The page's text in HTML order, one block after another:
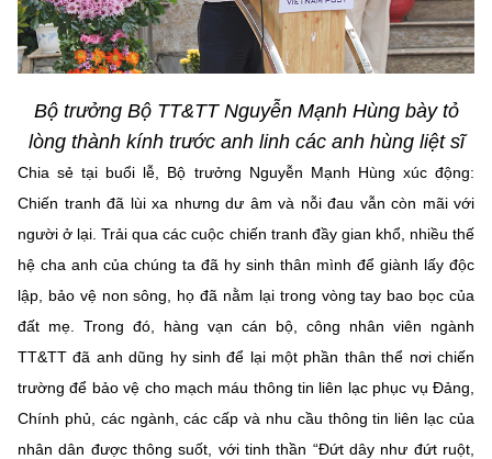
Bộ trưởng Bộ TT&TT Nguyễn Mạnh Hùng bày tỏ
lòng thành kính trước anh linh các anh hùng liệt sĩ
Chia sẻ tại buổi lễ, Bộ trưởng Nguyễn Mạnh Hùng xúc động:
Chiến tranh đã lùi xa nhưng dư âm và nỗi đau vẫn còn mãi với
người ở lại. Trải qua các cuộc chiến tranh đầy gian khổ, nhiều thế
hệ cha anh của chúng ta đã hy sinh thân mình để giành lấy độc
lập, bảo vệ non sông, họ đã nằm lại trong vòng tay bao bọc của
đất mẹ. Trong đó, hàng vạn cán bộ, công nhân viên ngành
TT&TT đã anh dũng hy sinh để lại một phần thân thể nơi chiến
trường để bảo vệ cho mạch máu thông tin liên lạc phục vụ Đảng,
Chính phủ, các ngành, các cấp và nhu cầu thông tin liên lạc của
nhân dân được thông suốt, với tinh thần “Đứt dây như đứt ruột,